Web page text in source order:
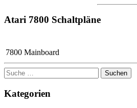
Atari 7800 Schaltpläne
7800 Mainboard
Suchen
Kategorien